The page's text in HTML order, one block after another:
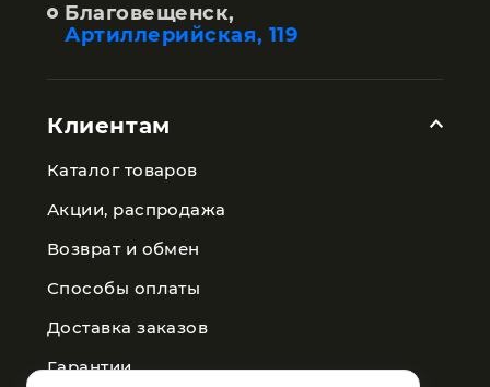
Благовещенск,
Артиллерийская, 119
Клиентам
Каталог товаров
Акции, распродажа
Возврат и обмен
Способы оплаты
Доставка заказов
Гарантии